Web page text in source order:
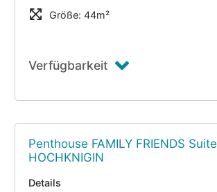
Größe: 44m²
Verfügbarkeit
Penthouse FAMILY FRIENDS Suite
HOCHKNIGIN
Details